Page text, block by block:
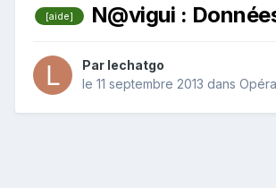
[aide] N@vigui :
Par lechatgo
le 11 septembre 2013 dans